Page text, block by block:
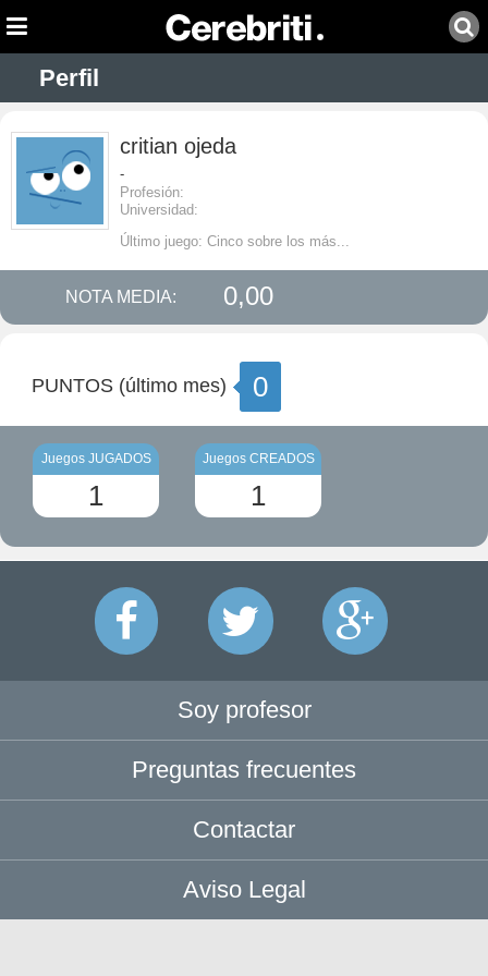
Perfil
critian ojeda
-
Profesión:
Universidad:
Último juego: Cinco sobre los más...
NOTA MEDIA: 0,00
PUNTOS (último mes) 0
Juegos JUGADOS
1
Juegos CREADOS
1
Soy profesor
Preguntas frecuentes
Contactar
Aviso Legal